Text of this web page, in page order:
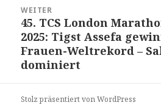
WEITER
Nächster
Beitrag:
45. TCS London
2025: Tigst Assefa
Frauen-Weltrekord –
dominiert
Stolz präsentiert von WordPress